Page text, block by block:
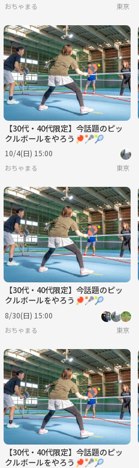
おちゃまる 東京
【30代・40代限定】今話題のピッ
クルボールをやろう🏓🥍🎾
10/4(日) 15:00
おちゃまる 東京
【30代・40代限定】今話題のピッ
クルボールをやろう🏓🥍🎾
8/30(日) 15:00
おちゃまる 東京
【30代・40代限定】今話題のピッ
クルボールをやろう🏓🥍🎾